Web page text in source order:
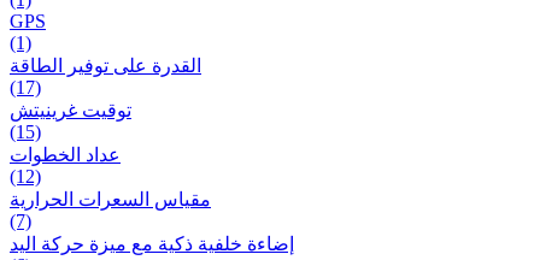
GPS
(1)
القدرة على توفير الطاقة
(17)
توقيت غرينيتش
(15)
عداد الخطوات
(12)
مقیاس السعرات الحرارية
(7)
إضاءة خلفية ذكية مع ميزة حرکة اليد